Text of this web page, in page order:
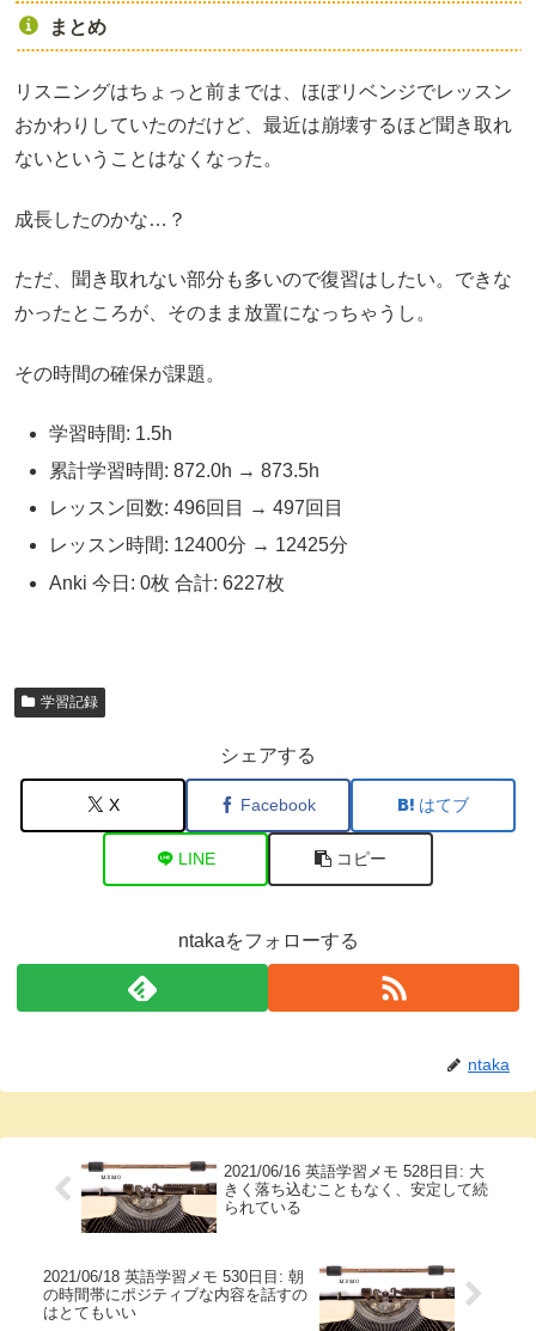
まとめ
リスニングはちょっと前までは、ほぼリベンジでレッスン
おかわりしていたのだけど、最近は崩壊するほど聞き取れ
ないということはなくなった。
成長したのかな…？
ただ、聞き取れない部分も多いので復習はしたい。できな
かったところが、そのまま放置になっちゃうし。
その時間の確保が課題。
学習時間: 1.5h
累計学習時間: 872.0h → 873.5h
レッスン回数: 496回目 → 497回目
レッスン時間: 12400分 → 12425分
Anki 今日: 0枚 合計: 6227枚
学習記録
シェアする
X Facebook はてブ
LINE コピー
ntakaをフォローする
ntaka
2021/06/16 英語学習メモ 528日目: 大
きく落ち込むこともなく、安定して続
られている
2021/06/18 英語学習メモ 530日目: 朝
の時間帯にポジティブな内容を話すの
はとてもいい